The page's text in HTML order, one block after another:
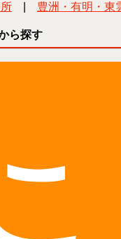
豊洲・有明・東
ら探す